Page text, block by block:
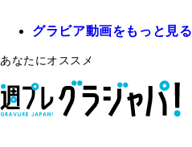
グラビア動画をもっと見る
あなたにオススメ